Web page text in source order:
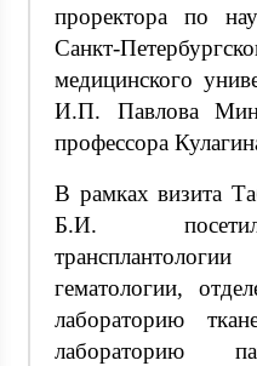
проректора по
Санкт-
медицинского
И.П. Павлова
профессора
В рамках визита
Б.И.
гематологии,
лабораторию
лабораторию